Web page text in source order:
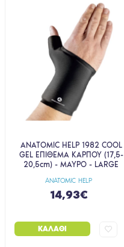
ANATOMIC HELP
ANATOMIC HELP 1982 COOL
GEL ΕΠΙΘΕΜΑ ΚΑΡΠΟΥ (17,5-
20,5cm) - ΜΑΥΡΟ - LARGE
14,93€
ΚΑΛΆΘΙ